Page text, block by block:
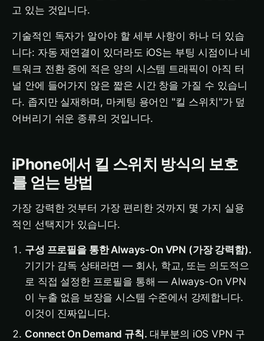
고 있는 것입니다.
기술적인 독자가 알아야 할 세부 사항이 하나 더 있습
니다: 자동 재연결이 있더라도 iOS는 부팅 시점이나 네
트워크 전환 중에 적은 양의 시스템 트래픽이 아직 터
널 안에 들어가지 않은 짧은 시간 창을 가질 수 있습니
다. 좁지만 실재하며, 마케팅 용어인 "킬 스위치"가 덮
어버리기 쉬운 종류의 것입니다.
iPhone에서 킬 스위치 방식의 보호
를 얻는 방법
가장 강력한 것부터 가장 편리한 것까지 몇 가지 실용
적인 선택지가 있습니다.
구성 프로필을 통한 Always-On VPN (가장 강력함).
기기가 감독 상태라면 — 회사, 학교, 또는 의도적으
로 직접 설정한 프로필을 통해 — Always-On VPN
이 누출 없음 보장을 시스템 수준에서 강제합니다.
이것이 진짜입니다.
Connect On Demand 규칙. 대부분의 iOS VPN 구